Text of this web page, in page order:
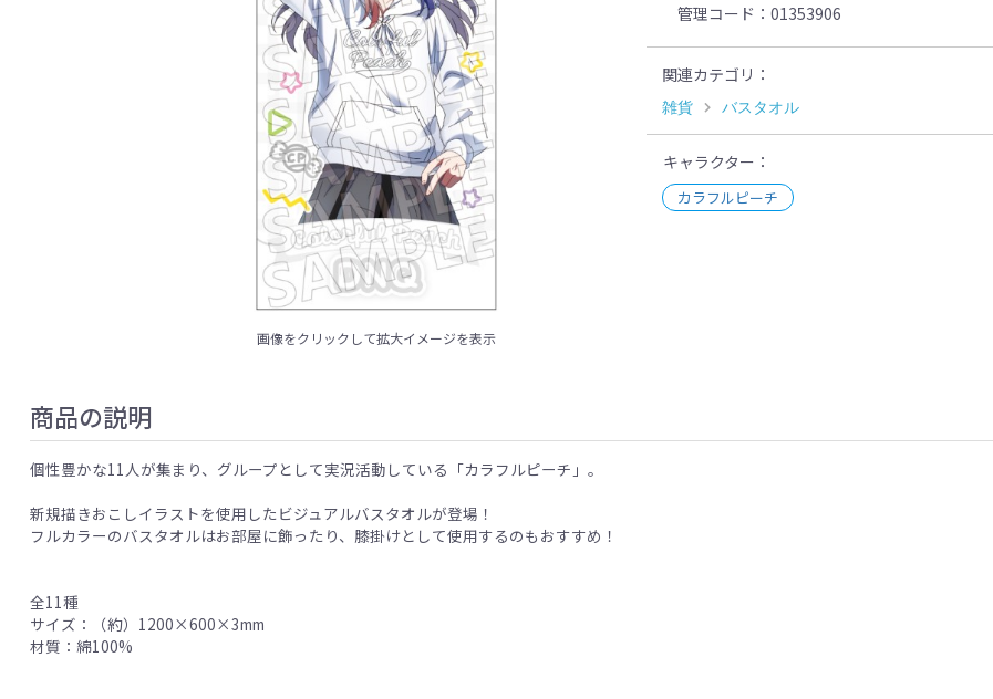
画像をクリックして拡大イメージを表示
管理コード
01353906
関連カテゴリ
雑貨 バスタオル
キャラクター
カラフルピーチ
商品の説明
個性豊かな11人が集まり、グループとして実況活動している「カラフルピーチ」。
新規描きおこしイラストを使用したビジュアルバスタオルが登場！
フルカラーのバスタオルはお部屋に飾ったり、膝掛けとして使用するのもおすすめ！
全11種
サイズ：（約）1200×600×3mm
材質：綿100%